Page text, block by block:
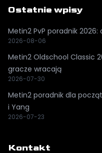
Ostatnie wpisy
Metin2 PvP poradnik
2026-08-06
Metin2 Oldschool Classic
gracze wracają
2026-07-30
Metin2 poradnik dla
i Yang
2026-07-23
Kontakt